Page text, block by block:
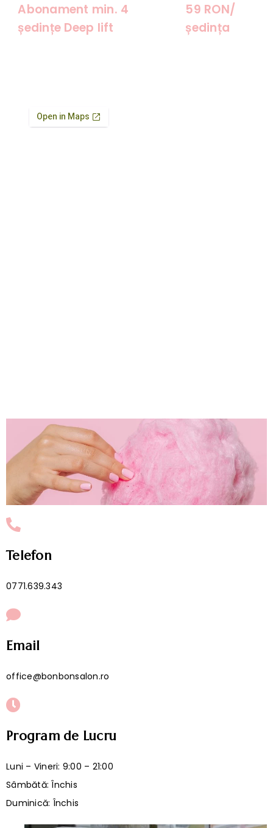
Abonament min. 4
ședințe Deep lift
59 RON/
ședința
Telefon
0771.639.343
Email
office@bonbonsalon.ro
Program de Lucru
Luni – Vineri: 9:00 – 21:00
Sâmbătă: Închis
Duminică: Închis